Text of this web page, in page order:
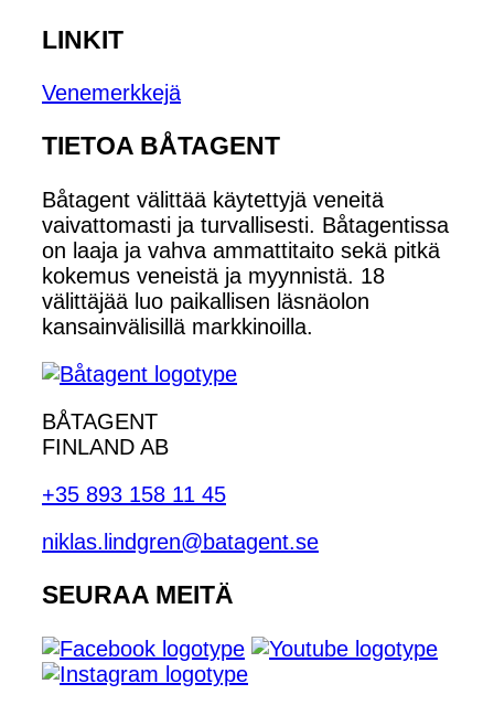
LINKIT
Venemerkkejä
TIETOA BÅTAGENT
Båtagent välittää käytettyjä veneitä
vaivattomasti ja turvallisesti. Båtagentissa
on laaja ja vahva ammattitaito sekä pitkä
kokemus veneistä ja myynnistä. 18
välittäjää luo paikallisen läsnäolon
kansainvälisillä markkinoilla.
BÅTAGENT
FINLAND AB
+35 893 158 11 45
niklas.lindgren@batagent.se
SEURAA MEITÄ